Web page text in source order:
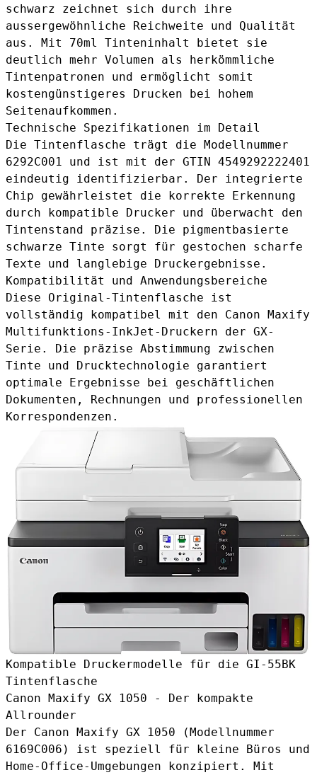
schwarz zeichnet sich durch ihre
aussergewöhnliche Reichweite und Qualität
aus. Mit 70ml Tinteninhalt bietet sie
deutlich mehr Volumen als herkömmliche
Tintenpatronen und ermöglicht somit
kostengünstigeres Drucken bei hohem
Seitenaufkommen.
Technische Spezifikationen im Detail
Die Tintenflasche trägt die Modellnummer
6292C001 und ist mit der GTIN 4549292222401
eindeutig identifizierbar. Der integrierte
Chip gewährleistet die korrekte Erkennung
durch kompatible Drucker und überwacht den
Tintenstand präzise. Die pigmentbasierte
schwarze Tinte sorgt für gestochen scharfe
Texte und langlebige Druckergebnisse.
Kompatibilität und Anwendungsbereiche
Diese Original-Tintenflasche ist
vollständig kompatibel mit den Canon Maxify
Multifunktions-InkJet-Druckern der GX-
Serie. Die präzise Abstimmung zwischen
Tinte und Drucktechnologie garantiert
optimale Ergebnisse bei geschäftlichen
Dokumenten, Rechnungen und professionellen
Korrespondenzen.
Kompatible Druckermodelle für die GI-55BK
Tintenflasche
Canon Maxify GX 1050 - Der kompakte
Allrounder
Der Canon Maxify GX 1050 (Modellnummer
6169C006) ist speziell für kleine Büros und
Home-Office-Umgebungen konzipiert. Mit